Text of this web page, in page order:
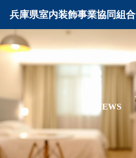
兵庫県室内装飾事業協同組合
NEWS